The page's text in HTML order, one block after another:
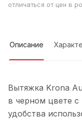
отличаться от цен в
Описание
Вытяжка Krona
в черном цвете
удобства